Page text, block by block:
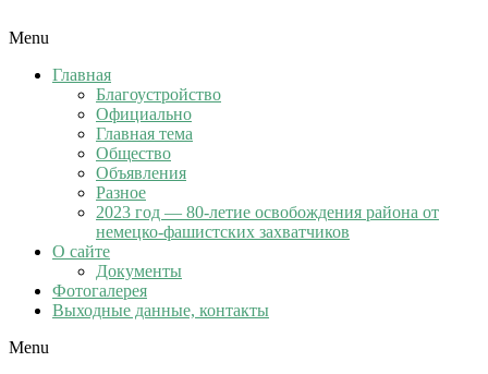
Menu
Главная
Благоустройство
Официально
Главная тема
Общество
Объявления
Разное
2023 год — 80-летие освобождения района от
немецко-фашистских захватчиков
О сайте
Документы
Фотогалерея
Выходные данные, контакты
Menu